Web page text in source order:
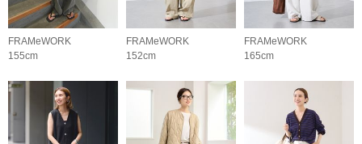
FRAMeWORK
155cm
FRAMeWORK
152cm
FRAMeWORK
165cm